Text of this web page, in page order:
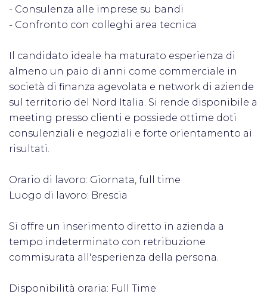
- Consulenza alle imprese su bandi
- Confronto con colleghi area tecnica
Il candidato ideale ha maturato esperienza di
almeno un paio di anni come commerciale in
società di finanza agevolata e network di aziende
sul territorio del Nord Italia. Si rende disponibile a
meeting presso clienti e possiede ottime doti
consulenziali e negoziali e forte orientamento ai
risultati.
Orario di lavoro: Giornata, full time
Luogo di lavoro: Brescia
Si offre un inserimento diretto in azienda a
tempo indeterminato con retribuzione
commisurata all'esperienza della persona.
Disponibilità oraria: Full Time